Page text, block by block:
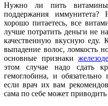
Нужно ли пить
поддержания
хорошо питаетесь, все
лучше потратить деньги не
качественную вкусную еду.
выпадение волос, ломкость
основные признаки
этом случае надо сдать
гемоглобина, и
если врач их вам
сама по себе может